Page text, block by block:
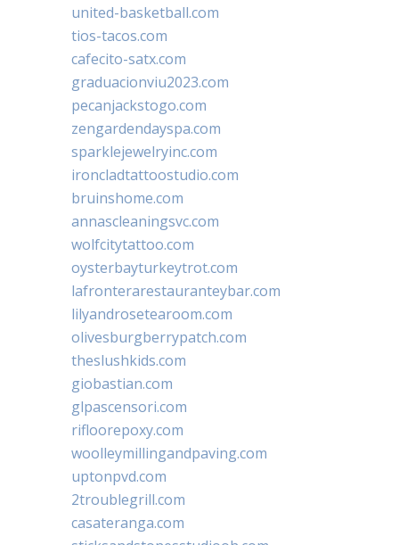
united-basketball.com
tios-tacos.com
cafecito-satx.com
graduacionviu2023.com
pecanjackstogo.com
zengardendayspa.com
sparklejewelryinc.com
ironcladtattoostudio.com
bruinshome.com
annascleaningsvc.com
wolfcitytattoo.com
oysterbayturkeytrot.com
lafronterarestauranteybar.com
lilyandrosetearoom.com
olivesburgberrypatch.com
theslushkids.com
giobastian.com
glpascensori.com
rifloorepoxy.com
woolleymillingandpaving.com
uptonpvd.com
2troublegrill.com
casateranga.com